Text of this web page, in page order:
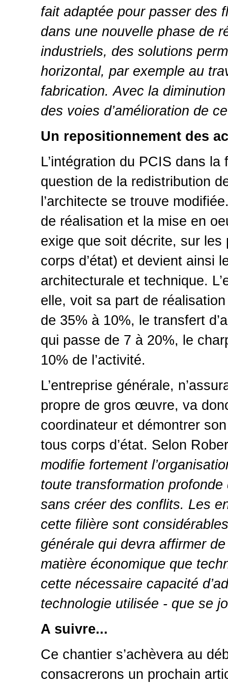
fait adaptée pour passer des
dans une nouvelle phase de
industriels, des solutions
horizontal, par exemple au
fabrication. Avec la diminution
des voies d’amélioration de
Un repositionnement des
L’intégration du PCIS dans
question de la redistribution
l’architecte se trouve
de réalisation et la mise en
exige que soit décrite, sur les
corps d’état) et devient ainsi
architecturale et technique.
elle, voit sa part de
de 35% à 10%, le transfert
qui passe de 7 à 20%, le
10% de l’activité.
L’entreprise générale,
propre de gros œuvre, va
coordinateur et démontrer
tous corps d’état. Selon
modifie fortement
toute transformation
sans créer des conflits. Les
cette filière sont
générale qui devra affirmer
matière économique que
cette nécessaire capacité
technologie utilisée - que se
A suivre...
Ce chantier s’achèvera au
consacrerons un prochain